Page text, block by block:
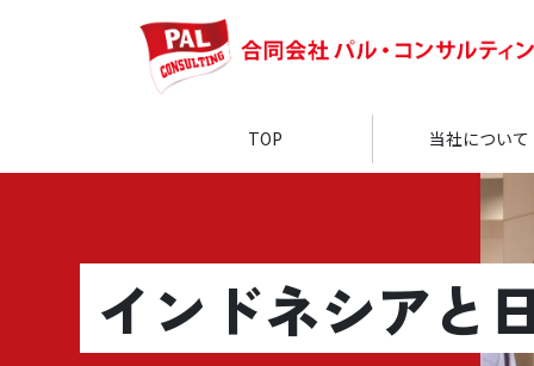
TOP 当社について
インドネシアと